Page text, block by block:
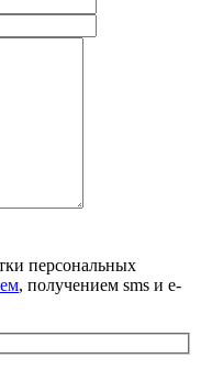
персональных
, получением sms и e-